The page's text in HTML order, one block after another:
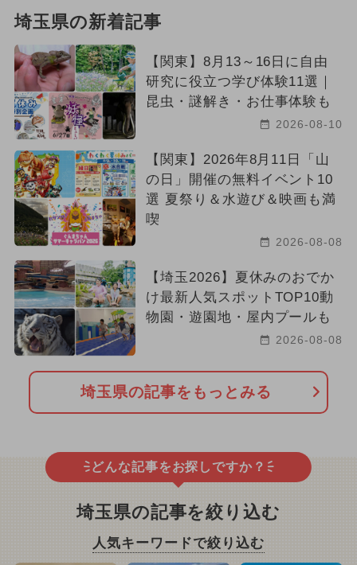
埼玉県の新着記事
【関東】8月13～16日に自由
研究に役立つ学び体験11選｜
昆虫・謎解き・お仕事体験も
2026-08-10
【関東】2026年8月11日「山
の日」開催の無料イベント10
選 夏祭り＆水遊び＆映画も満
喫
2026-08-08
【埼玉2026】夏休みのおでか
け最新人気スポットTOP10動
物園・遊園地・屋内プールも
2026-08-08
埼玉県の記事をもっとみる
どんな記事をお探しですか？
埼玉県の記事を絞り込む
人気キーワードで絞り込む